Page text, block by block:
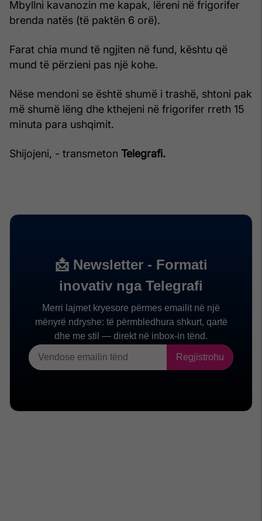
Mbyllni kavanozin me kapak, lëreni në frigorifer
brenda natës (të paktën 6 orë).
Farat chia mund të ngjiten në fund, kështu që
mund të përzieni pas një kohe.
Nëse mendoni se është shumë i trashë, shtoni pak
më shumë lëng dhe kthejeni në frigorifer rreth 15
minuta para ushqimit.
Shijojeni, - transmeton Telegrafi.